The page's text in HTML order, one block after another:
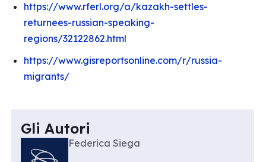
https://www.rferl.org/a/kazakh-settles-
returnees-russian-speaking-
regions/32122862.html
https://www.gisreportsonline.com/r/russia-
migrants/
Gli Autori
Federica Siega